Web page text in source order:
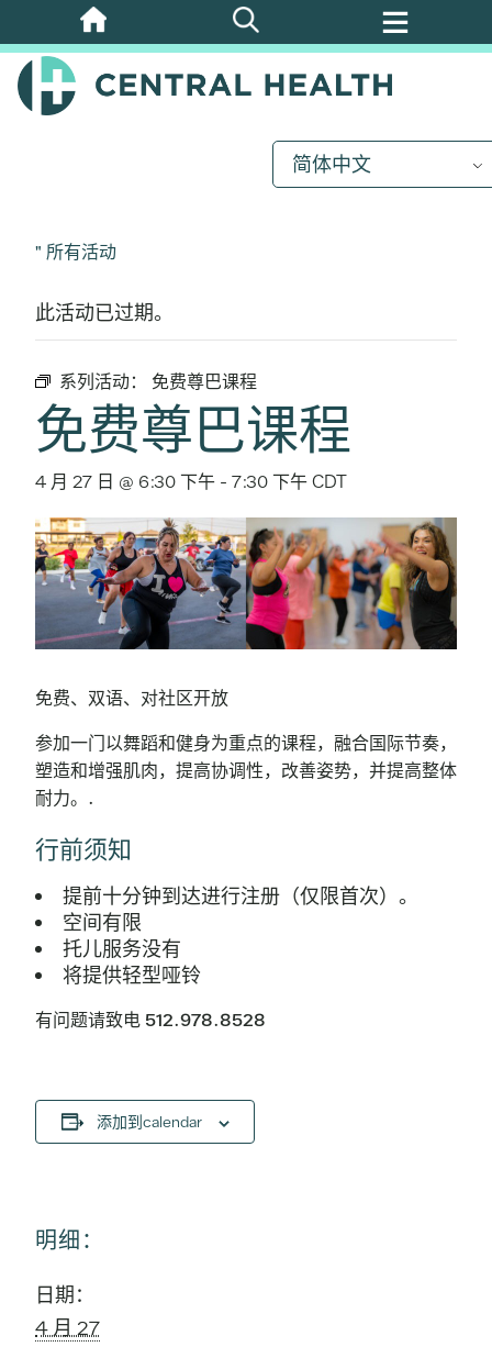
跳
至
主
简体中文
" 所有活动
此活动已过期。
系列活动： 免费尊巴课程
免费尊巴课程
4 月 27 日 @ 6:30 下午 - 7:30 下午CDT
免费、双语、对社区开放
参加一门以舞蹈和健身为重点的课程，融合国际节奏，
塑造和增强肌肉，提高协调性，改善姿势，并提高整体
耐力。.
行前须知
提前十分钟到达进行注册（仅限首次）。
空间有限
托儿服务没有
将提供轻型哑铃
有问题请致电 512.978.8528
添加到calendar
明细：
日期：
4 月 27